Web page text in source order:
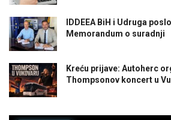
IDDEEA BiH i Udruga
Memorandum o suradnji
Kreću prijave: Autoherc
Thompsonov koncert u